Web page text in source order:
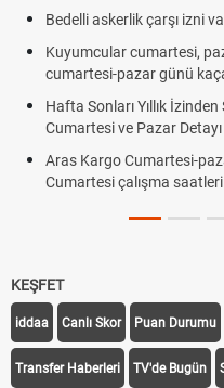
Bedelli askerlik çarşı izni
Kuyumcular cumartesi,
cumartesi-pazar günü
Hafta Sonları Yıllık İzinden
Cumartesi ve Pazar Detayı
Aras Kargo Cumartesi-
Cumartesi çalışma
KEŞFET
iddaa Canlı Skor Puan Durumu
Transfer Haberleri TV'de Bugün